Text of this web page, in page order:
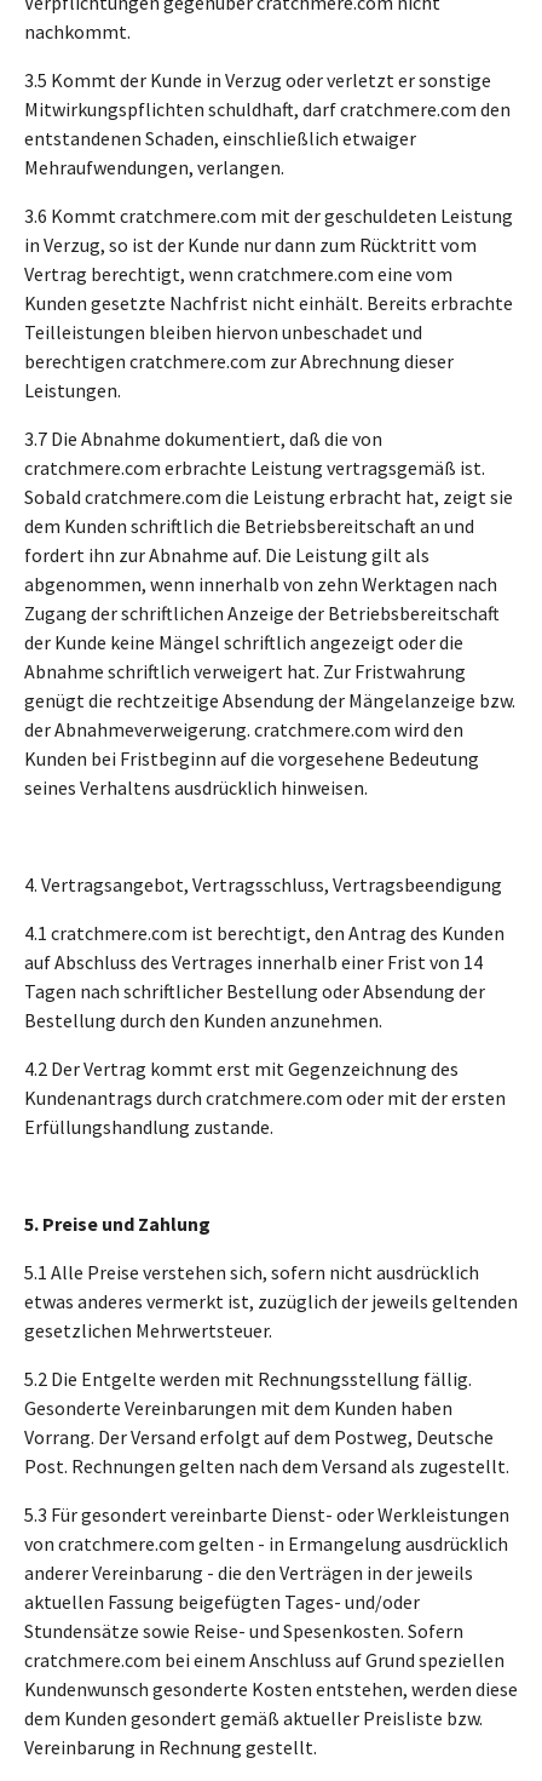
nachkommt.
3.5 Kommt der Kunde in Verzug oder verletzt er sonstige
Mitwirkungspflichten schuldhaft, darf cratchmere.com den
entstandenen Schaden, einschließlich etwaiger
Mehraufwendungen, verlangen.
3.6 Kommt cratchmere.com mit der geschuldeten Leistung
in Verzug, so ist der Kunde nur dann zum Rücktritt vom
Vertrag berechtigt, wenn cratchmere.com eine vom
Kunden gesetzte Nachfrist nicht einhält. Bereits erbrachte
Teilleistungen bleiben hiervon unbeschadet und
berechtigen cratchmere.com zur Abrechnung dieser
Leistungen.
3.7 Die Abnahme dokumentiert, daß die von
cratchmere.com erbrachte Leistung vertragsgemäß ist.
Sobald cratchmere.com die Leistung erbracht hat, zeigt sie
dem Kunden schriftlich die Betriebsbereitschaft an und
fordert ihn zur Abnahme auf. Die Leistung gilt als
abgenommen, wenn innerhalb von zehn Werktagen nach
Zugang der schriftlichen Anzeige der Betriebsbereitschaft
der Kunde keine Mängel schriftlich angezeigt oder die
Abnahme schriftlich verweigert hat. Zur Fristwahrung
genügt die rechtzeitige Absendung der Mängelanzeige bzw.
der Abnahmeverweigerung. cratchmere.com wird den
Kunden bei Fristbeginn auf die vorgesehene Bedeutung
seines Verhaltens ausdrücklich hinweisen.
4. Vertragsangebot, Vertragsschluss, Vertragsbeendigung
4.1 cratchmere.com ist berechtigt, den Antrag des Kunden
auf Abschluss des Vertrages innerhalb einer Frist von 14
Tagen nach schriftlicher Bestellung oder Absendung der
Bestellung durch den Kunden anzunehmen.
4.2 Der Vertrag kommt erst mit Gegenzeichnung des
Kundenantrags durch cratchmere.com oder mit der ersten
Erfüllungshandlung zustande.
5. Preise und Zahlung
5.1 Alle Preise verstehen sich, sofern nicht ausdrücklich
etwas anderes vermerkt ist, zuzüglich der jeweils geltenden
gesetzlichen Mehrwertsteuer.
5.2 Die Entgelte werden mit Rechnungsstellung fällig.
Gesonderte Vereinbarungen mit dem Kunden haben
Vorrang. Der Versand erfolgt auf dem Postweg, Deutsche
Post. Rechnungen gelten nach dem Versand als zugestellt.
5.3 Für gesondert vereinbarte Dienst- oder Werkleistungen
von cratchmere.com gelten - in Ermangelung ausdrücklich
anderer Vereinbarung - die den Verträgen in der jeweils
aktuellen Fassung beigefügten Tages- und/oder
Stundensätze sowie Reise- und Spesenkosten. Sofern
cratchmere.com bei einem Anschluss auf Grund speziellen
Kundenwunsch gesonderte Kosten entstehen, werden diese
dem Kunden gesondert gemäß aktueller Preisliste bzw.
Vereinbarung in Rechnung gestellt.